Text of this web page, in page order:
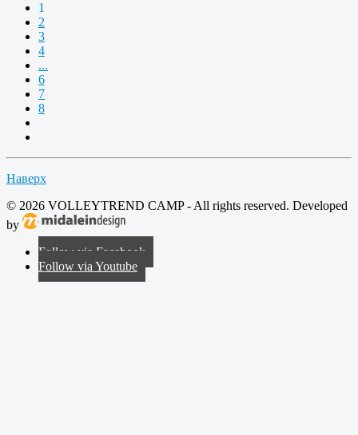
1
2
3
4
...
6
7
8
Наверх
© 2026 VOLLEYTREND CAMP - All rights reserved. Developed
by
Follow via Facebook
Follow via Youtube